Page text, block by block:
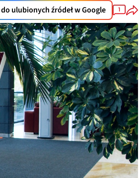
ulubionych źródeł w Google 1